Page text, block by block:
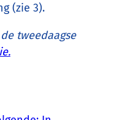
(zie 3).
tweedaagse